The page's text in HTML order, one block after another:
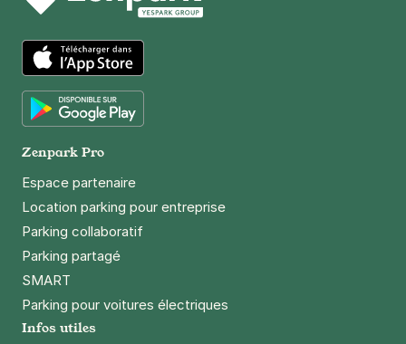
App Store
Zenpark Pro
Espace partenaire
Location parking pour entreprise
Parking collaboratif
Parking partagé
SMART
Parking pour voitures électriques
Infos utiles